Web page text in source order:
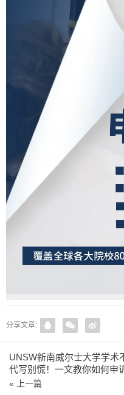
分享文章:
UNSW新南威尔士大学学术
代写别慌！一文教你如何申
« 上一篇